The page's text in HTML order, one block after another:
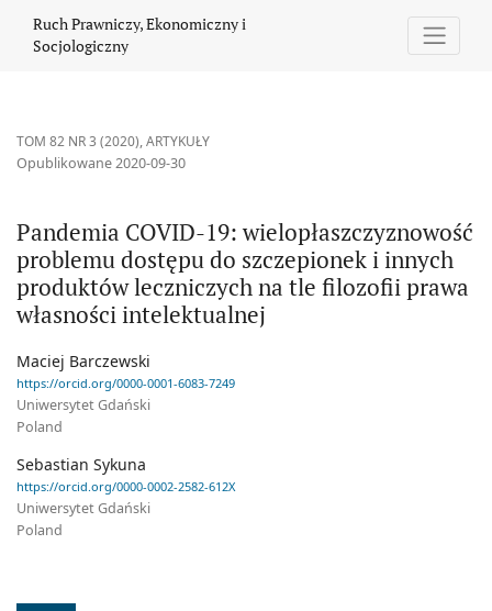
Ruch Prawniczy, Ekonomiczny i
Socjologiczny
TOM 82 NR 3 (2020),ARTYKUŁY
Pandemia COVID-19: wielopłaszczyznowość
problemu dostępu do szczepionek i innych
produktów leczniczych na tle filozofii prawa
własności intelektualnej
Opublikowane 2020-09-30
Maciej Barczewski
https://orcid.org/0000-0001-6083-7249
Uniwersytet Gdański
Poland
Sebastian Sykuna
https://orcid.org/0000-0002-2582-612X
Uniwersytet Gdański
Poland